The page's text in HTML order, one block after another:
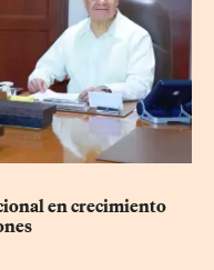
en crecimiento